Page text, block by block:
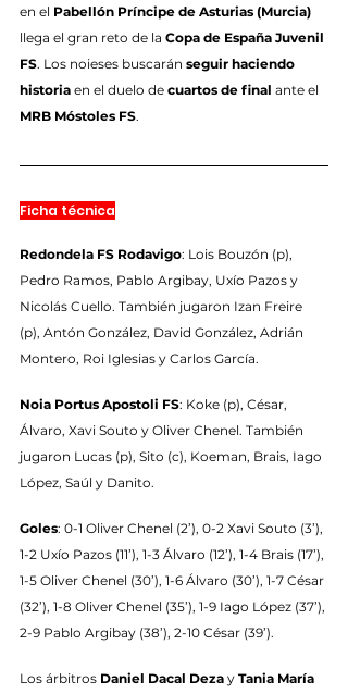
en el Pabellón Príncipe de Asturias (Murcia)
llega el gran reto de la Copa de España Juvenil
FS. Los noieses buscarán seguir haciendo
historia en el duelo de cuartos de final ante el
MRB Móstoles FS.
Ficha técnica
Redondela FS Rodavigo: Lois Bouzón (p),
Pedro Ramos, Pablo Argibay, Uxío Pazos y
Nicolás Cuello. También jugaron Izan Freire
(p), Antón González, David González, Adrián
Montero, Roi Iglesias y Carlos García.
Noia Portus Apostoli FS: Koke (p), César,
Álvaro, Xavi Souto y Oliver Chenel. También
jugaron Lucas (p), Sito (c), Koeman, Brais, Iago
López, Saúl y Danito.
Goles: 0-1 Oliver Chenel (2’), 0-2 Xavi Souto (3’),
1-2 Uxío Pazos (11’), 1-3 Álvaro (12’), 1-4 Brais (17’),
1-5 Oliver Chenel (30’), 1-6 Álvaro (30’), 1-7 César
(32’), 1-8 Oliver Chenel (35’), 1-9 Iago López (37’),
2-9 Pablo Argibay (38’), 2-10 César (39’).
Los árbitros Daniel Dacal Deza y Tania María